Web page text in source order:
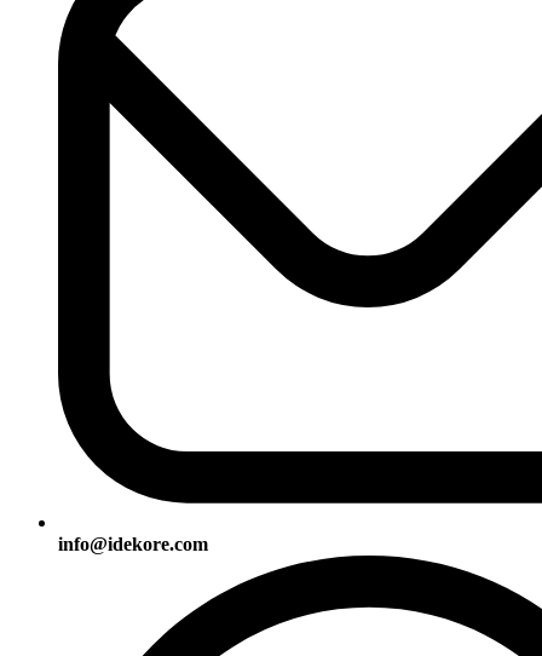
info@idekore.com